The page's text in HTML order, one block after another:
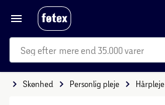
mere end 35.000 varer
Skønhed Personlig pleje Hårpleje